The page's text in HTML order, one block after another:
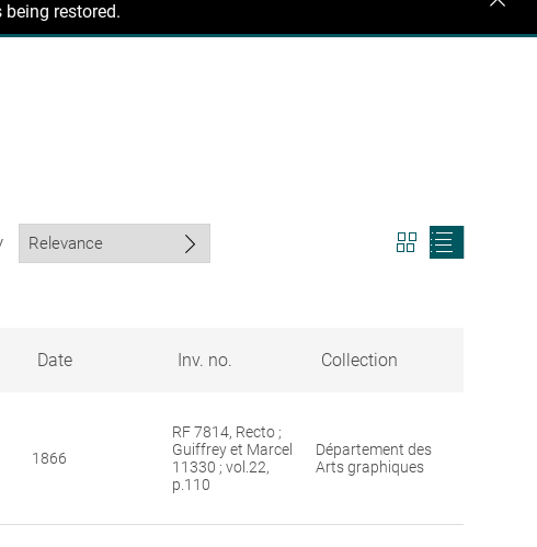
restored.
View
search
Date Inv. no. Collection
1866
RF 7814, Recto ;
Guiffrey et Marcel
11330 ; vol.22,
p.110
Département des
Arts graphiques